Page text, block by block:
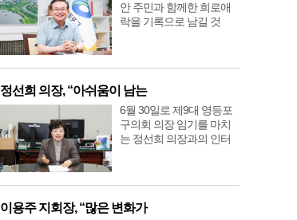
안 주민과 함께한 희로애
락을 기록으로 남길 것
정선희 의장, “아쉬움이 남는
6월 30일로 제9대 영등포
구의회 의장 임기를 마치
는 정선희 의장과의 인터
이용주 지회장, “많은 변화가